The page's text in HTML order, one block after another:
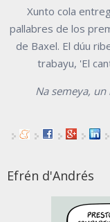
Xunto cola
pallabres de los
de Baxel. El dúu
trabayu, 'El
Na semeya,
Efrén d'Andrés